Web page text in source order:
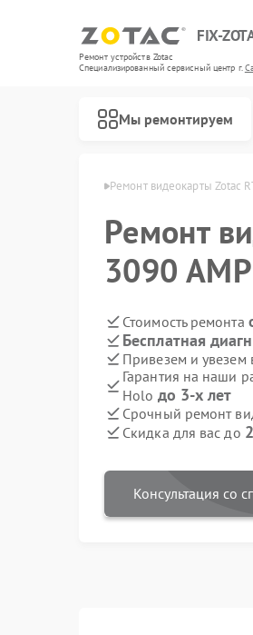
FIX-
Ремонт устройств Zotac
Специализированный cервисный центр г.
Мы ремонтируем
Zotac в Саранске Ремонт видеокарты Zotac
Ремонт
3090
Стоимость ремонта
Бесплатная
Привезем и увезем
Гарантия на наши
Holo до 3-х лет
Срочный ремонт
Скидка для вас до
Консультация со